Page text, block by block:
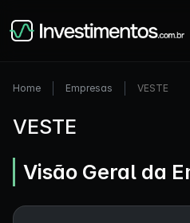
Home Empresas VESTE
VESTE
Visão Geral da